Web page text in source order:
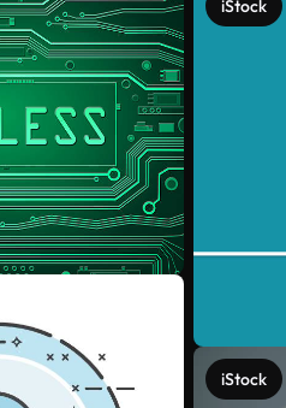
iStock
iStock